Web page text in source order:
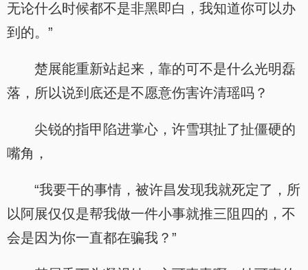
无论什么时候都不是非黑即白，我知道你可以办
到的。”
楚展能重新站起来，靠的可不是什么光明磊
落，所以说到底还是不愿意伤害许清瑶吗？
尖锐的指甲陷进掌心，许雪琪扯了扯僵硬的
嘴角，
“我要干的事情，被许昌发现我就死定了，所
以阿展仅仅是帮我做一件小事就推三阻四的，不
会是因为你一直都在骗我？”